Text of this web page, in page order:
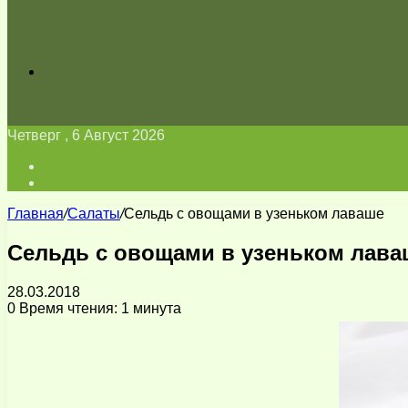
Четверг , 6 Август 2026
Главная/Салаты/Сельдь с овощами в узеньком лаваше
Сельдь с овощами в узеньком
28.03.2018
0 Время чтения: 1 минута